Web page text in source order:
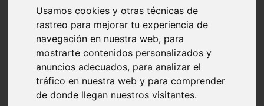
Usamos cookies y otras técnicas de
rastreo para mejorar tu experiencia de
navegación en nuestra web, para
mostrarte contenidos personalizados y
anuncios adecuados, para analizar el
tráfico en nuestra web y para comprender
de donde llegan nuestros visitantes.
carmen
category
destinos
gijon
lanzarote
live
monumentos
naturaleza
san
tenerife